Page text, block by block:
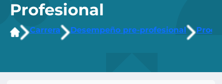
Profesional
Carrera Desempeño pre-profesional